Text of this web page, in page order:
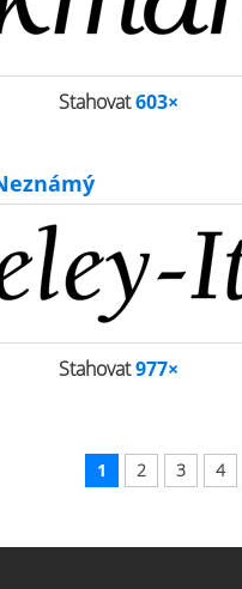
Stahovat603×
Stahovat977×
1 2 3 4